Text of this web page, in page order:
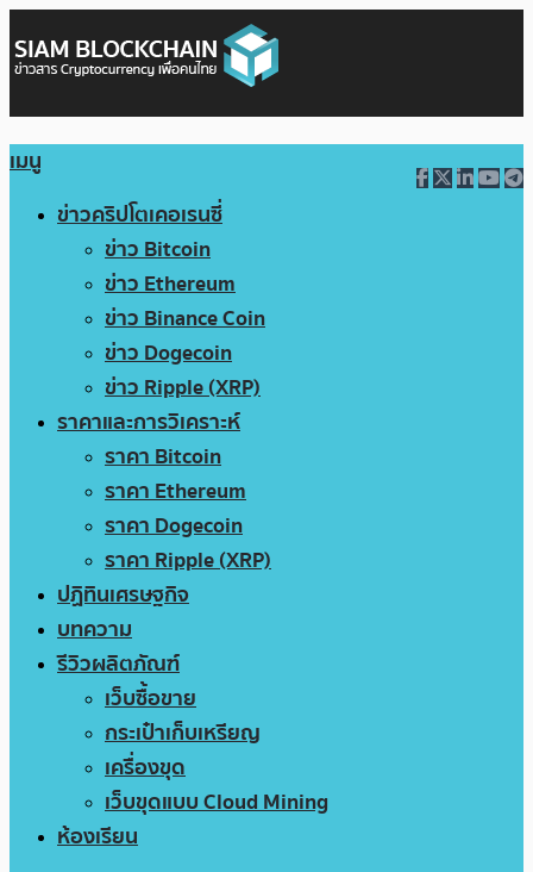
เมนู
ข่าวคริปโตเคอเรนซี่
ข่าว Bitcoin
ข่าว Ethereum
ข่าว Binance Coin
ข่าว Dogecoin
ข่าว Ripple (XRP)
ราคาและการวิเคราะห์
ราคา Bitcoin
ราคา Ethereum
ราคา Dogecoin
ราคา Ripple (XRP)
ปฏิทินเศรษฐกิจ
บทความ
รีวิวผลิตภัณฑ์
เว็บซื้อขาย
กระเป๋าเก็บเหรียญ
เครื่องขุด
เว็บขุดแบบ Cloud Mining
ห้องเรียน